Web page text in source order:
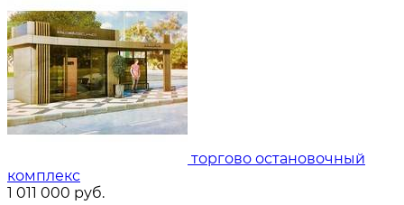
торгово остановочный
комплекс
1 011 000 руб.